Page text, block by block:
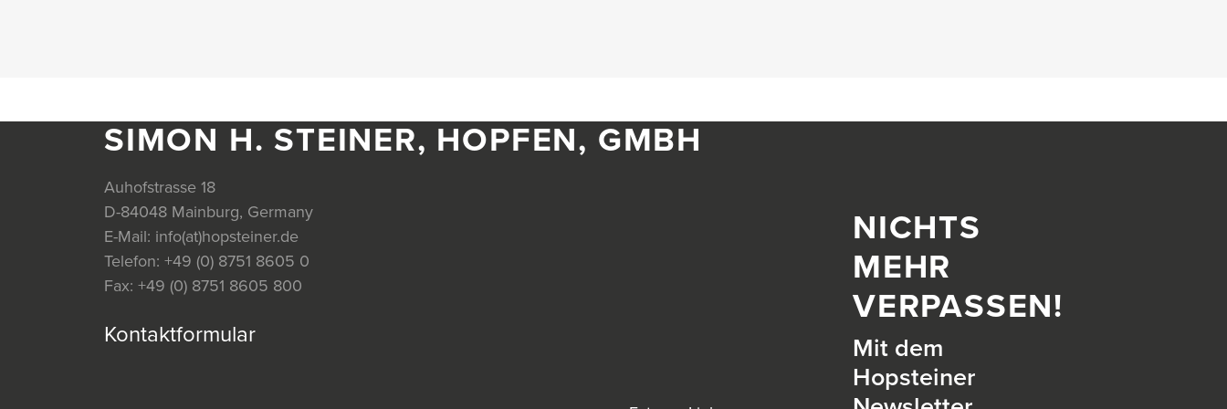
SIMON H. STEINER, HOPFEN, GMBH
Auhofstrasse 18
D-84048 Mainburg, Germany
E-Mail: info(at)hopsteiner.de
Telefon: +49 (0) 8751 8605 0
Fax: +49 (0) 8751 8605 800
Kontaktformular
NICHTS
MEHR
VERPASSEN!
Mit dem
Hopsteiner